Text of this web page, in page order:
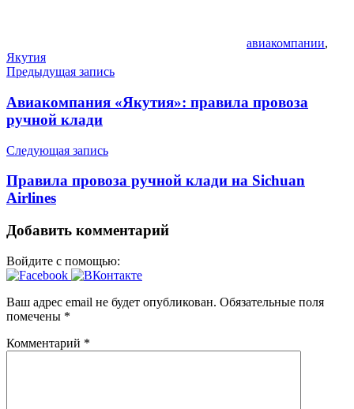
авиакомпании,
Якутия
Навигация
по
записям
Предыдущая запись
Авиакомпания «Якутия»: правила провоза
ручной клади
Следующая запись
Правила провоза ручной клади на Sichuan
Airlines
Добавить комментарий
Войдите с помощью:
Ваш адрес email не будет опубликован. Обязательные поля
помечены *
Комментарий *